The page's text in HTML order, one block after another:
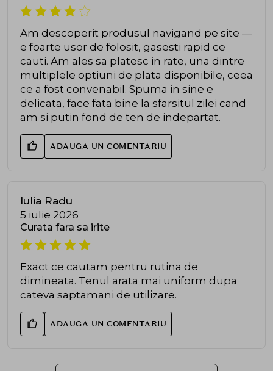
Am descoperit produsul navigand pe site —
e foarte usor de folosit, gasesti rapid ce
cauti. Am ales sa platesc in rate, una dintre
multiplele optiuni de plata disponibile, ceea
ce a fost convenabil. Spuma in sine e
delicata, face fata bine la sfarsitul zilei cand
am si putin fond de ten de indepartat.
ADAUGA UN COMENTARIU
Iulia Radu
5 iulie 2026
Curata fara sa irite
Exact ce cautam pentru rutina de
dimineata. Tenul arata mai uniform dupa
cateva saptamani de utilizare.
ADAUGA UN COMENTARIU